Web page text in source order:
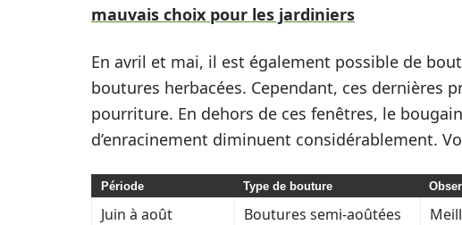
mauvais choix pour les jardiniers
En avril et mai, il est également possible de
boutures herbacées. Cependant, ces dernières
pourriture. En dehors de ces fenêtres, le
d’enracinement diminuent considérablement.
Période Type de bouture
Juin à août Boutures semi-aoûtées